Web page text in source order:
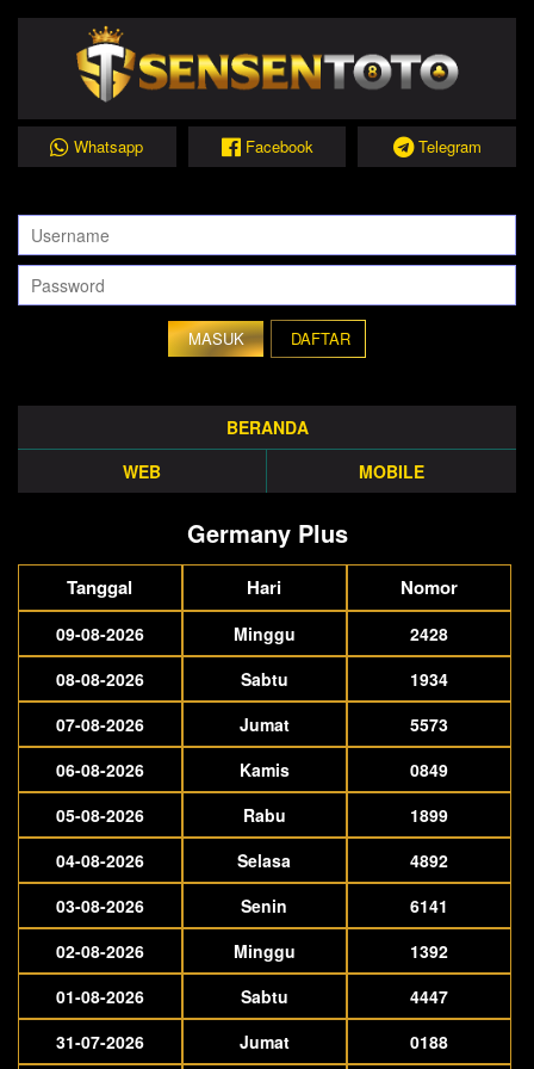
Whatsapp Facebook Telegram
DAFTAR
BERANDA
WEB
MOBILE
Germany Plus
Tanggal Hari Nomor
09-08-2026 Minggu
2428
08-08-2026
Sabtu
1934
07-08-2026
Jumat
5573
06-08-2026
Kamis
0849
05-08-2026
Rabu
1899
04-08-2026
Selasa
4892
03-08-2026
Senin
6141
02-08-2026
Minggu
1392
01-08-2026
Sabtu
4447
31-07-2026
Jumat 0188